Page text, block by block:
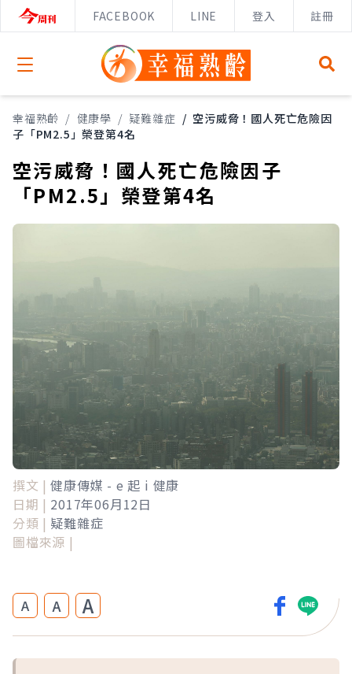
FACEBOOK LINE 登入 註冊
Open menu
幸福熟齡 / 健康學 / 疑難雜症 / 空污威脅！國人死亡危險因
子「PM2.5」榮登第4名
空污威脅！國人死亡危險因子
「PM2.5」榮登第4名
撰文 | 健康傳媒 - e 起 i 健康
日期 | 2017年06月12日
分類 | 疑難雜症
圖檔來源 |
A A A